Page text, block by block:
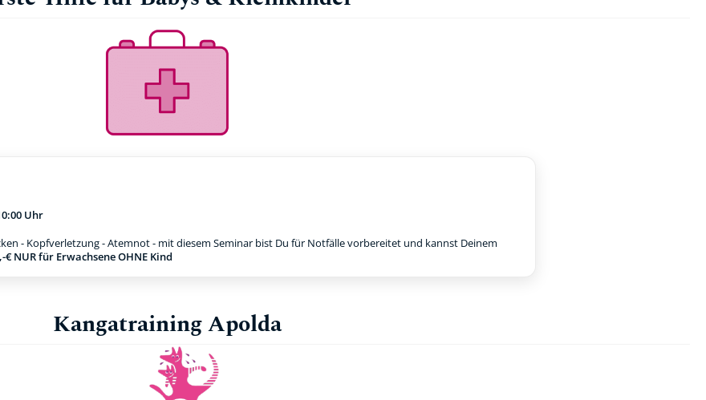
Uhr
- Kopfverletzung - Atemnot - mit diesem Seminar bist Du für Notfälle vorbereitet und kannst Deinem
NUR für Erwachsene OHNE Kind
Kangatraining Apolda